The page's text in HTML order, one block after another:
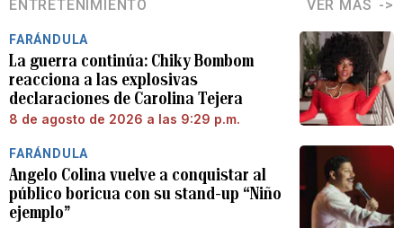
ENTRETENIMIENTO VER MÁS
FARÁNDULA
La guerra continúa: Chiky Bombom
reacciona a las explosivas
declaraciones de Carolina Tejera
8 de agosto de 2026 a las 9:29 p.m.
FARÁNDULA
Angelo Colina vuelve a conquistar al
público boricua con su stand-up “Niño
ejemplo”